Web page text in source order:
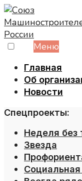
Skip
to
content
Меню
Главная
Об
Новости
Спецпроекты:
Неделя без
Звезда